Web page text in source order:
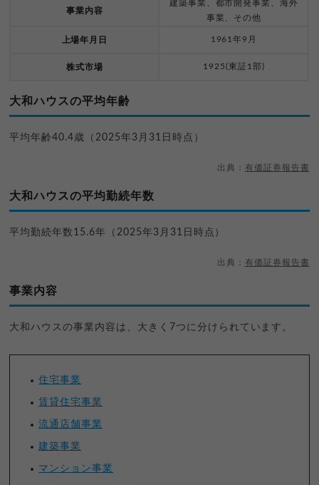
事業内容
建築事業、都市開発事業、海外
事業、その他
上場年月日 1961年9月
株式市場 1925(東証1部)
大和ハウスの平均年齢
平均年齢40.4歳（2025年3月31日時点）
出典： 有価証券報告書
大和ハウスの平均勤続年数
平均勤続年数15.6年（2025年3月31日時点）
出典： 有価証券報告書
事業内容
大和ハウスの事業内容は、大きく7つに分けられています。
住宅事業
賃貸住宅事業
流通店舗事業
建築事業
マンション事業